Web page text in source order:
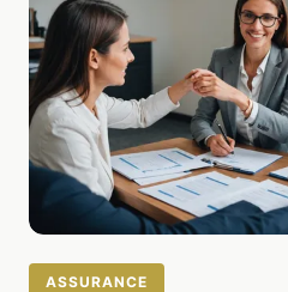
ASSURANCE